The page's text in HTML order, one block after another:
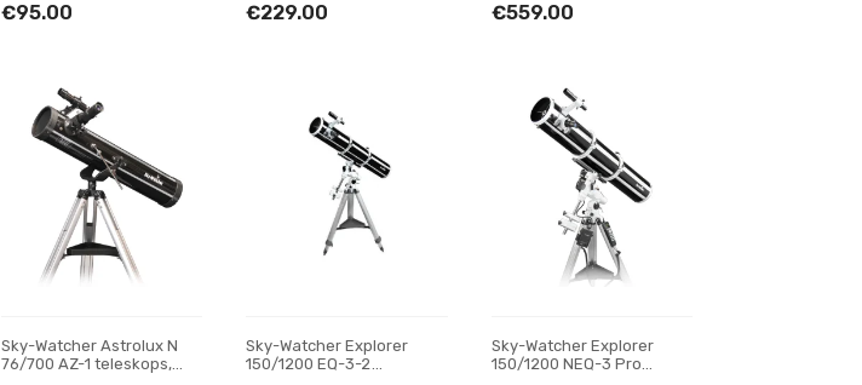
€95.00 €229.00 €559.00
Sky-Watcher Astrolux N
76/700 AZ-1 teleskops,
Sky-Watcher Explorer
150/1200 EQ-3-2
Sky-Watcher Explorer
150/1200 NEQ-3 Pro